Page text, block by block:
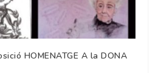
HOMENATGE A la DONA